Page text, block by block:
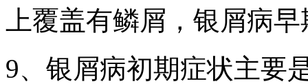
上覆盖有鳞屑，银屑病
9、银屑病初期症状主要